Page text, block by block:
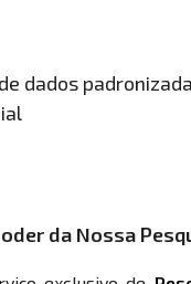
dados
da Nossa